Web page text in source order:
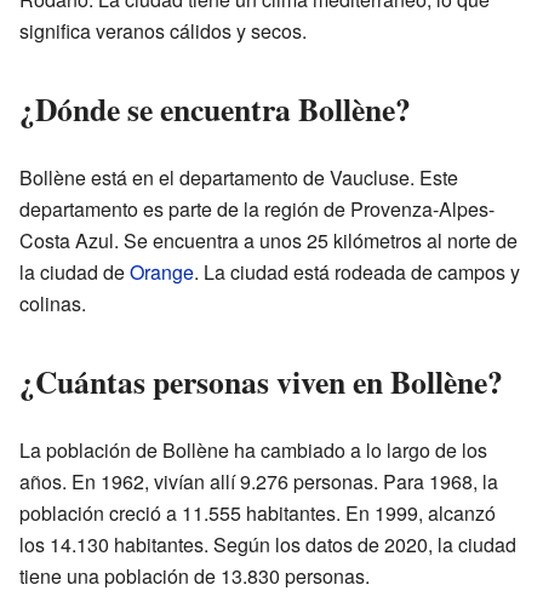
significa veranos cálidos y secos.
¿Dónde se encuentra Bollène?
Bollène está en el departamento de Vaucluse. Este
departamento es parte de la región de Provenza-Alpes-
Costa Azul. Se encuentra a unos 25 kilómetros al norte de
la ciudad deOrange. La ciudad está rodeada de campos y
colinas.
¿Cuántas personas viven en Bollène?
La población de Bollène ha cambiado a lo largo de los
años. En 1962, vivían allí 9.276 personas. Para 1968, la
población creció a 11.555 habitantes. En 1999, alcanzó
los 14.130 habitantes. Según los datos de 2020, la ciudad
tiene una población de 13.830 personas.